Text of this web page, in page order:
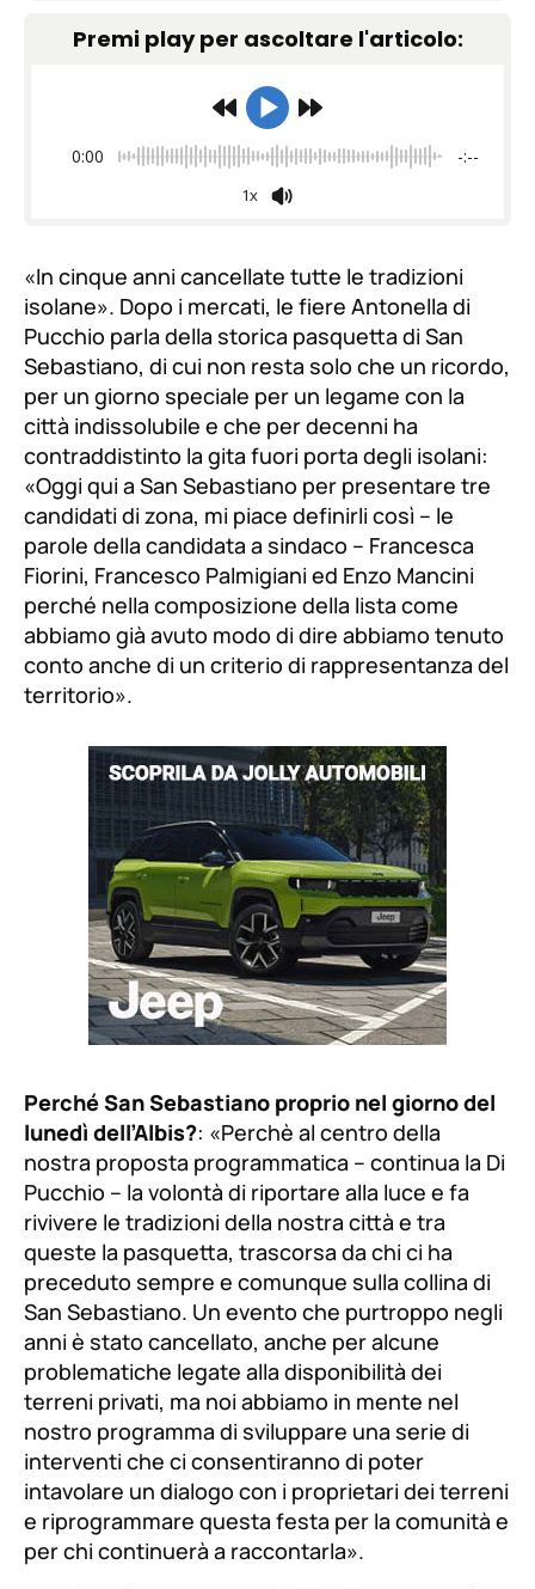
fuente.
de
fuente
tamaño
fuente.
Premi play per ascoltare l'articolo:
0:00 -:--
1x
«In cinque anni cancellate tutte le tradizioni
isolane». Dopo i mercati, le fiere Antonella di
Pucchio parla della storica pasquetta di San
Sebastiano, di cui non resta solo che un ricordo,
per un giorno speciale per un legame con la
città indissolubile e che per decenni ha
contraddistinto la gita fuori porta degli isolani:
«Oggi qui a San Sebastiano per presentare tre
candidati di zona, mi piace definirli così – le
parole della candidata a sindaco – Francesca
Fiorini, Francesco Palmigiani ed Enzo Mancini
perché nella composizione della lista come
abbiamo già avuto modo di dire abbiamo tenuto
conto anche di un criterio di rappresentanza del
territorio».
Perché San Sebastiano proprio nel giorno del
lunedì dell’Albis?: «Perchè al centro della
nostra proposta programmatica – continua la Di
Pucchio – la volontà di riportare alla luce e fa
rivivere le tradizioni della nostra città e tra
queste la pasquetta, trascorsa da chi ci ha
preceduto sempre e comunque sulla collina di
San Sebastiano. Un evento che purtroppo negli
anni è stato cancellato, anche per alcune
problematiche legate alla disponibilità dei
terreni privati, ma noi abbiamo in mente nel
nostro programma di sviluppare una serie di
interventi che ci consentiranno di poter
intavolare un dialogo con i proprietari dei terreni
e riprogrammare questa festa per la comunità e
per chi continuerà a raccontarla».